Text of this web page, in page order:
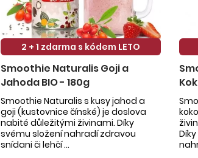
2 + 1 zdarma s kódem LETO
Smoothie Naturalis Goji a
Jahoda BIO - 180g
Smoothie Naturalis s kusy jahod a
goji (kustovnice čínské) je doslova
nabité důležitými živinami. Díky
svému složení nahradí zdravou
snídani či lehčí ...